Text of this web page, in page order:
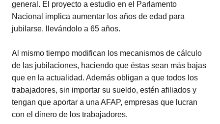
general. El proyecto a estudio en el Parlamento
Nacional implica aumentar los años de edad para
jubilarse, llevándolo a 65 años.
Al mismo tiempo modifican los mecanismos de cálculo
de las jubilaciones, haciendo que éstas sean más bajas
que en la actualidad. Además obligan a que todos los
trabajadores, sin importar su sueldo, estén afiliados y
tengan que aportar a una AFAP, empresas que lucran
con el dinero de los trabajadores.